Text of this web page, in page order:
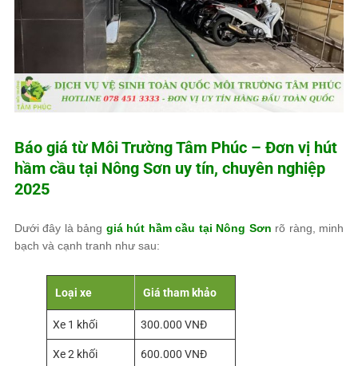
Báo giá từ Môi Trường Tâm Phúc – Đơn vị hút
hầm cầu tại Nông Sơn uy tín, chuyên nghiệp
2025
Dưới đây là bảng giá hút hầm cầu tại Nông Sơn rõ ràng, minh
bạch và cạnh tranh như sau:
Loại xe Giá tham khảo
Xe 1 khối 300.000 VNĐ
Xe 2 khối 600.000 VNĐ